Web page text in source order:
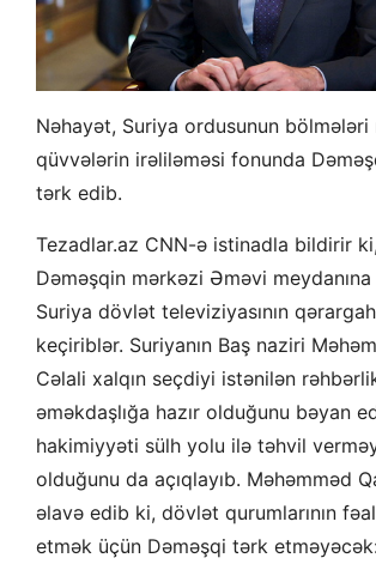
Nəhayət, Suriya ordusunun
qüvvələrin irəliləməsi fonunda
tərk edib.
Tezadlar.az CNN-ə istinadla bildirir
Dəməşqin mərkəzi Əməvi meydanına
Suriya dövlət televiziyasının
keçiriblər. Suriyanın Baş naziri
Cəlali xalqın seçdiyi istənilən
əməkdaşlığa hazır olduğunu bəyan
hakimiyyəti sülh yolu ilə təhvil
olduğunu da açıqlayıb. Məhəmməd
əlavə edib ki, dövlət qurumlarının
etmək üçün Dəməşqi tərk